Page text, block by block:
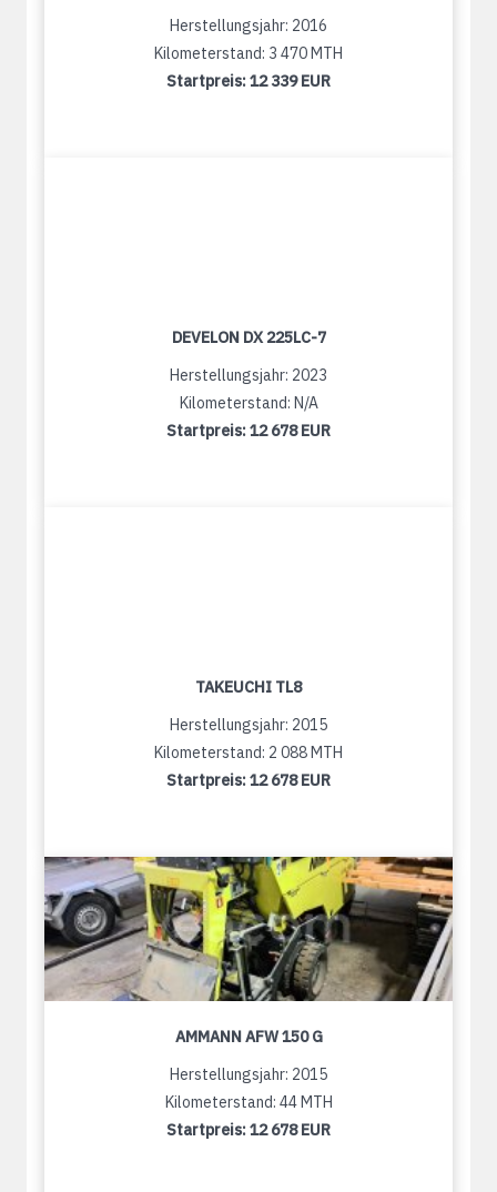
Herstellungsjahr: 2016
Kilometerstand: 3 470 MTH
Startpreis:12 339 EUR
DEVELON DX 225LC-7
Herstellungsjahr: 2023
Kilometerstand: N/A
Startpreis:12 678 EUR
TAKEUCHI TL8
Herstellungsjahr: 2015
Kilometerstand: 2 088 MTH
Startpreis:12 678 EUR
AMMANN AFW 150 G
Herstellungsjahr: 2015
Kilometerstand: 44 MTH
Startpreis:12 678 EUR